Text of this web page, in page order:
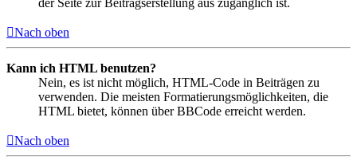
Nach oben
Kann ich HTML benutzen?
Nein, es ist nicht möglich, HTML-Code in Beiträgen zu
verwenden. Die meisten Formatierungsmöglichkeiten, die
HTML bietet, können über BBCode erreicht werden.
Nach oben